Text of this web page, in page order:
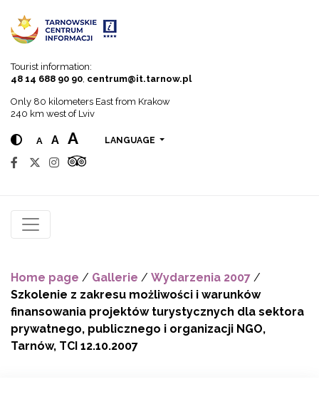
Tourist information:
48 14 688 90 90 centrum@it.tarnow.pl
Only 80 kilometers East from Krakow
240 km west of Lviv
A A A LANGUAGE
Home page / Gallerie / Wydarzenia 2007 /
Szkolenie z zakresu możliwości i warunków
finansowania projektów turystycznych dla sektora
prywatnego, publicznego i organizacji NGO,
Tarnów, TCI 12.10.2007